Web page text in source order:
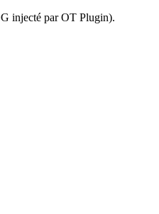
injecté par OT Plugin).